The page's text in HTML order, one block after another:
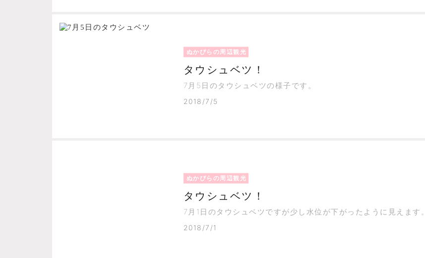
ぬかびらの周辺観光
タウシュベツ！
7月5日のタウシュベツの様子です。
2018/7/5
ぬかびらの周辺観光
タウシュベツ！
7月1日のタウシュベツですが少し水位が下がったように見えます。
2018/7/1